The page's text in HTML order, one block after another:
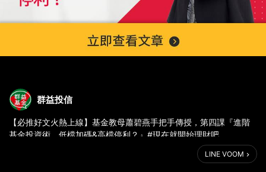
群益投信
【必推好文火熱上線】基金教母蕭碧燕手把手傳授，第四課『進階
基金投資術，低檔加碼&高檔停利？』#現在就開始理財吧
LINE VOOM